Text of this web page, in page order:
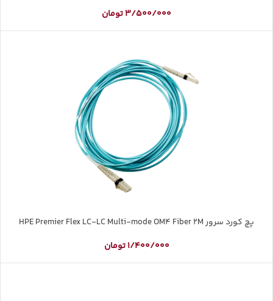
3/500/000تومان
پچ کورد سرور HPE Premier Flex LC-LC Multi-mode OM4 Fiber 2M
1/400/000 تومان